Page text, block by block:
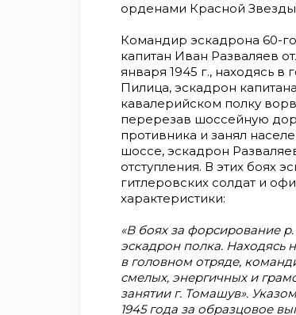
орденами Красной
Командир эскадрона 60-
капитан Иван Разваляев
января 1945 г., находясь
Пилица, эскадрон
кавалерийском полку
перерезав шоссейную
противника и занял
шоссе, эскадрон
отступления. В этих боях
гитлеровских солдат и
характеристики:
«В боях за форсирование
эскадрон полка. Находясь
в головном отряде,
смелых, энергичных и
занятии г. Томашув».
1945 года за образцовое